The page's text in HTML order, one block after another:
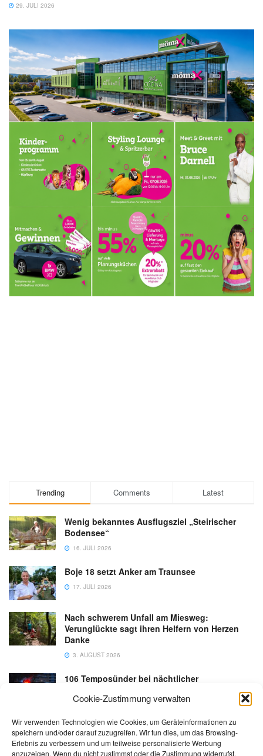
Cookie-Zustimmung verwalten
Wir verwenden Technologien wie Cookies, um Geräteinformationen zu
speichern und/oder darauf zuzugreifen. Wir tun dies, um das Browsing-
Erlebnis zu verbessern und um teilweise personalisierte Werbung
anzuzeigen. Wenn du nicht zustimmst oder die Zustimmung widerrufst,
29. JULI 2026
Trending Comments Latest
Wenig bekanntes Ausflugsziel „Steirischer
Bodensee“
16. JULI 2026
Boje 18 setzt Anker am Traunsee
17. JULI 2026
Nach schwerem Unfall am Miesweg:
Verunglückte sagt ihren Helfern von Herzen
Danke
3. AUGUST 2026
106 Temposünder bei nächtlicher
18. JULI 2026